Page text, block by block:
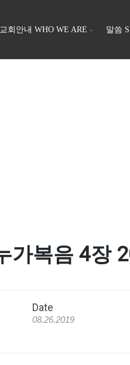
교회안내 WHO WE ARE 말씀
가복음 4장
Date
08.26.2019